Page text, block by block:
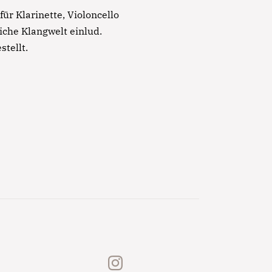
Klarinette, Violoncello
Klangwelt einlud.
instagram